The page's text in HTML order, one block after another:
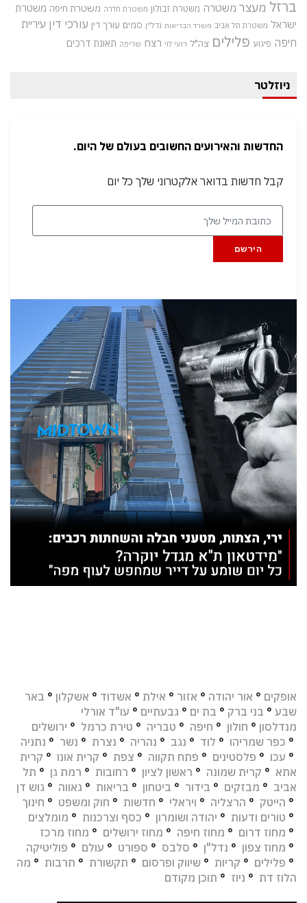
ברזל מעצר משטרה משטרת זבולון משטרת חדרה משטרת חיפה משטרת
ישראל משטרת תל אביב משרד הבריאות נדל"ן סמים עורך דין עורכי דין עיריית
חיפה פיגוע פלילים צה"ל רועי לוי רצח שריפה תאונת דרכים
ניוזלטר
החדשות והאירועים החשובים בעולם של היום.
קבל חדשות בדואר אלקטרוני שלך כל יום
הירשם
אופקים ° אור יהודה ° אזור ° אילת ° אשדוד ° אשקלון ° באר
שבע ° בני ברק ° בת ים ° גבעתיים ° עו"ד אורלי
מנדלסון ° חולון ° חיפה ° טבריה ° טירת כרמל ° ירושלים
° כפר שמריהו ° לוד ° נגב ° נהריה ° נצרת ° נשר ° נתניה
° עכו ° פלסטינים ° פתח תקווה ° צפת ° קרית אונו ° קרית
אתא ° קרית שמונה ° ראשון לציון ° רחובות ° רמת גן ° תל
אביב ° מבזקים ° בידור ° ביטחון ° בריאות ° גאווה ° גוש דן
° הייטק ° הרצליה ° ויראלי ° חדשות ° חוק ומשפט ° חינוך
° טורים ודעות ° יהודה ושומרון ° כסף וצרכנות ° מומלצים
° מחוז דרום ° מחוז חיפה ° מחוז ירושלים ° מחוז מרכז
° מחוז צפון ° נדל"ן ° סלבס ° ספורט ° עולם ° פוליטיקה
° פלילים ° קריות ° שיווק ופרסום ° תקשורת ° תרבות ° מה
הלוז דת ° ניוז ° תוכן מקודם